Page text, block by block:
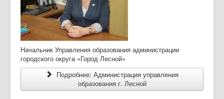
Начальник Управления образования администрации
городского округа «Город Лесной»
Подробнее: Администрация управления
образования г. Лесной